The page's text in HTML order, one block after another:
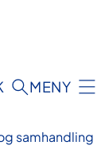
MENY
samhandling